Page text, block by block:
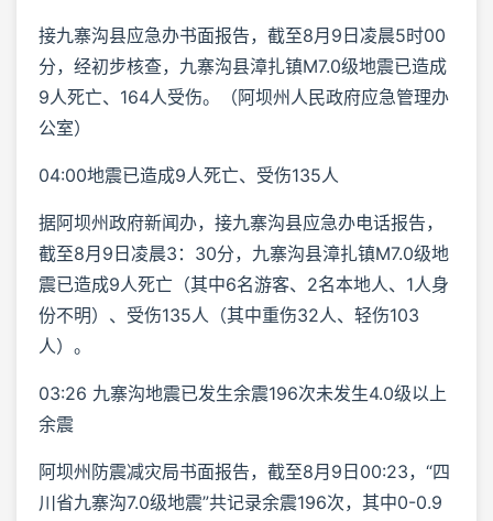
接九寨沟县应急办书面报告，截至8月9日凌晨5时00
分，经初步核查，九寨沟县漳扎镇M7.0级地震已造成
9人死亡、164人受伤。（阿坝州人民政府应急管理办
公室）
04:00地震已造成9人死亡、受伤135人
据阿坝州政府新闻办，接九寨沟县应急办电话报告，
截至8月9日凌晨3：30分，九寨沟县漳扎镇M7.0级地
震已造成9人死亡（其中6名游客、2名本地人、1人身
份不明）、受伤135人（其中重伤32人、轻伤103
人）。
03:26 九寨沟地震已发生余震196次未发生4.0级以上
余震
阿坝州防震减灾局书面报告，截至8月9日00:23，“四
川省九寨沟7.0级地震”共记录余震196次，其中0-0.9